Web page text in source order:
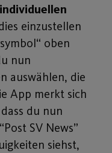
einzustellen
oben
nun
auswählen, die
App merkt sich
du nun
SV News”
siehst,